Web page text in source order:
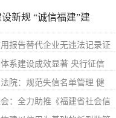
新规 “诚信福建”建
报告替代企业无违法记录证
系建设成效显著 央行征信
院：规范失信名单管理 健
：全力助推《福建省社会信